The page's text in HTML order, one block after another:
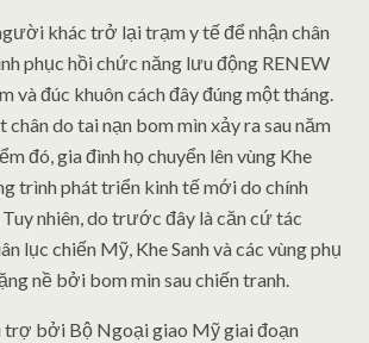
khác trở lại trạm y tế để nhận chân
phục hồi chức năng lưu động RENEW
và đúc khuôn cách đây đúng một tháng.
chân do tai nạn bom mìn xảy ra sau năm
đó, gia đình họ chuyển lên vùng Khe
trình phát triển kinh tế mới do chính
nhiên, do trước đây là căn cứ tác
lục chiến Mỹ, Khe Sanh và các vùng phụ
nề bởi bom mìn sau chiến tranh.
trợ bởi Bộ Ngoại giao Mỹ giai đoạn